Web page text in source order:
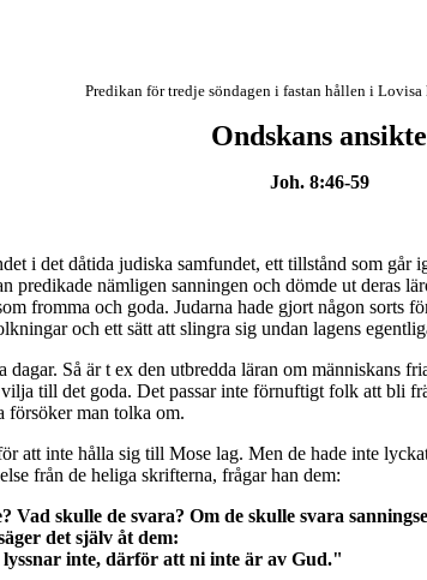
Predikan för tredje söndagen i fastan hållen i Lovisa
Ondskans ansikte
Joh. 8:46-59
i det dåtida judiska samfundet, ett tillstånd som går
predikade nämligen sanningen och dömde ut deras
fromma och goda. Judarna hade gjort någon sorts
och ett sätt att slingra sig undan lagens
Så är t ex den utbredda läran om
till det goda. Det passar inte förnuftigt folk att bli
försöker man tolka om.
att inte hålla sig till Mose lag. Men de hade inte
från de heliga skrifterna, frågar han dem:
skulle de svara? Om de skulle svara
det själv åt dem:
inte, därför att ni inte är av Gud."